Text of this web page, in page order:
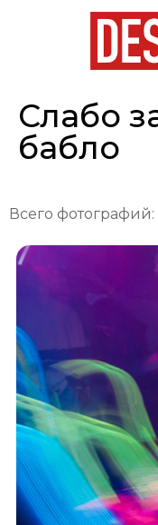
Слабо
бабло
Всего фотографий: